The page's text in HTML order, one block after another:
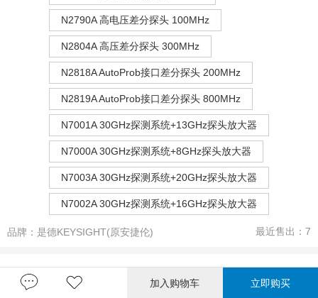
N2790A 高电压差分探头 100MHz
N2804A 高压差分探头 300MHz
N2818A AutoProb接口差分探头 200MHz
N2819A AutoProb接口差分探头 800MHz
N7001A 30GHz探测系统+13GHz探头放大器
N7000A 30GHz探测系统+8GHz探头放大器
N7003A 30GHz探测系统+20GHz探头放大器
N7002A 30GHz探测系统+16GHz探头放大器
品牌： 是德KEYSIGHT(原安捷伦) 最近售出： 7
加入购物车 立即购买